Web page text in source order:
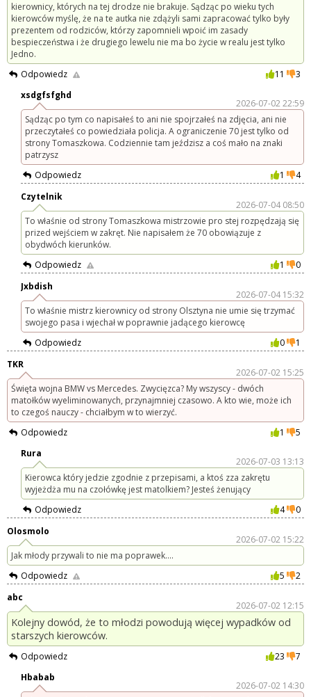
kierownicy, których na tej drodze nie brakuje. Sądząc po wieku tych
kierowców myślę, że na te autka nie zdążyli sami zapracować tylko były
prezentem od rodziców, którzy zapomnieli wpoić im zasady
bespieczeństwa i że drugiego lewelu nie ma bo życie w realu jest tylko
Jedno.
Odpowiedz
11
3
xsdgfsfghd
2026-07-02 22:59
Sądząc po tym co napisałeś to ani nie spojrzałeś na zdjęcia, ani nie
przeczytałeś co powiedziała policja. A ograniczenie 70 jest tylko od
strony Tomaszkowa. Codziennie tam jeździsz a coś mało na znaki
patrzysz
Odpowiedz
1
4
Czytelnik
2026-07-04 08:50
To właśnie od strony Tomaszkowa mistrzowie pro stej rozpędzają się
prized wejściem w zakręt. Nie napisałem że 70 obowiązuje z
obydwóch kierunków.
Odpowiedz
1
0
Jxbdish
2026-07-04 15:32
To właśnie mistrz kierownicy od strony Olsztyna nie umie się trzymać
swojego pasa i wjechał w poprawnie jadącego kierowcę
Odpowiedz
0
1
TKR
2026-07-02 15:25
Święta wojna BMW vs Mercedes. Zwycięzca? My wszyscy - dwóch
matołków wyeliminowanych, przynajmniej czasowo. A kto wie, może ich
to czegoś nauczy - chciałbym w to wierzyć.
Odpowiedz
1
5
Rura
2026-07-03 13:13
Kierowca który jedzie zgodnie z przepisami, a ktoś zza zakrętu
wyjeżdża mu na czołówkę jest matolkiem? Jesteś żenujący
Odpowiedz
4
0
Olosmolo
2026-07-02 15:22
Jak młody przywali to nie ma poprawek....
Odpowiedz
5
2
abc
2026-07-02 12:15
Kolejny dowód, że to młodzi powodują więcej wypadków od
starszych kierowców.
Odpowiedz 23
7
Hbabab
2026-07-02 14:30